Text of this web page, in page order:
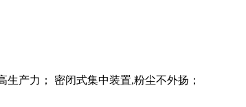
产力； 密闭式集中装置,粉尘不外扬；